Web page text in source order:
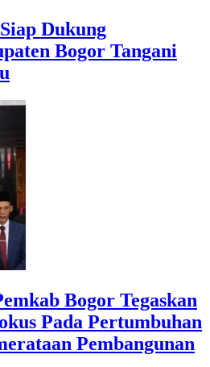
Dukung
Bogor Tangani
Bogor Tegaskan
Pada Pertumbuhan
Pembangunan